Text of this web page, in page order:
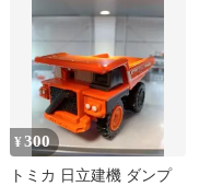
¥300
トミカ 日立建機 ダンプ